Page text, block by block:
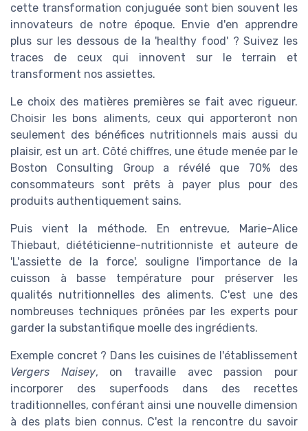
cette transformation conjuguée sont bien souvent les
innovateurs de notre époque. Envie d'en apprendre
plus sur les dessous de la 'healthy food' ? Suivez les
traces de ceux qui innovent sur le terrain et
transforment nos assiettes.
Le choix des matières premières se fait avec rigueur.
Choisir les bons aliments, ceux qui apporteront non
seulement des bénéfices nutritionnels mais aussi du
plaisir, est un art. Côté chiffres, une étude menée par le
Boston Consulting Group a révélé que 70% des
consommateurs sont prêts à payer plus pour des
produits authentiquement sains.
Puis vient la méthode. En entrevue, Marie-Alice
Thiebaut, diététicienne-nutritionniste et auteure de
'L'assiette de la force', souligne l'importance de la
cuisson à basse température pour préserver les
qualités nutritionnelles des aliments. C'est une des
nombreuses techniques prônées par les experts pour
garder la substantifique moelle des ingrédients.
Exemple concret ? Dans les cuisines de l'établissement
Vergers Naisey, on travaille avec passion pour
incorporer des superfoods dans des recettes
traditionnelles, conférant ainsi une nouvelle dimension
à des plats bien connus. C'est la rencontre du savoir